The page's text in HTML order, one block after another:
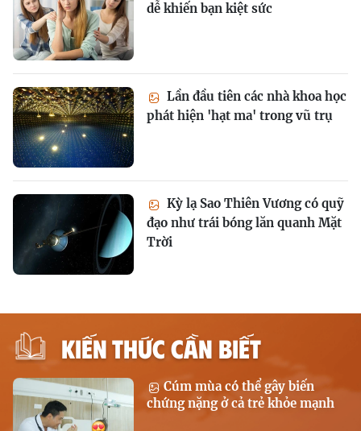
dễ khiến bạn kiệt sức
Lần đầu tiên các nhà khoa học
phát hiện 'hạt ma' trong vũ trụ
Kỳ lạ Sao Thiên Vương có quỹ
đạo như trái bóng lăn quanh Mặt
Trời
KIẾN THỨC CẦN BIẾT
Cúm mùa có thể gây biến
chứng nặng ở cả trẻ khỏe mạnh